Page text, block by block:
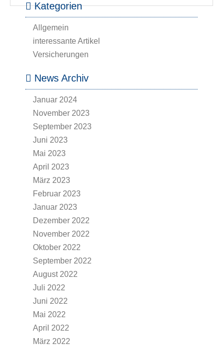
Kategorien
Allgemein
interessante Artikel
Versicherungen
News Archiv
Januar 2024
November 2023
September 2023
Juni 2023
Mai 2023
April 2023
März 2023
Februar 2023
Januar 2023
Dezember 2022
November 2022
Oktober 2022
September 2022
August 2022
Juli 2022
Juni 2022
Mai 2022
April 2022
März 2022